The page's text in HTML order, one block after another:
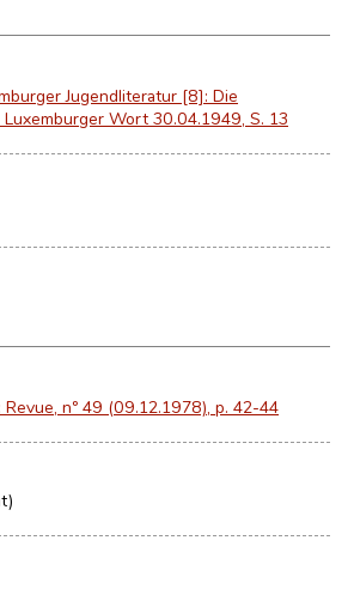
Jugendliteratur [8]: Die
Wort 30.04.1949, S. 13
Revue, nº 49 (09.12.1978), p. 42-44